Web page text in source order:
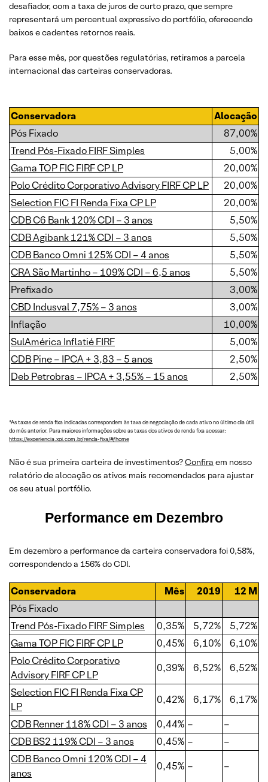
desafiador, com a taxa de juros de curto prazo, que sempre
representará um percentual expressivo do portfólio, oferecendo
baixos e cadentes retornos reais.
Para esse mês, por questões regulatórias, retiramos a parcela
internacional das carteiras conservadoras.
Conservadora
Alocação
Pós Fixado
87,00%
Trend Pós-Fixado FIRF Simples
5,00%
Gama TOP FIC FIRF CP LP
20,00%
Polo Crédito Corporativo Advisory FIRF CP LP
20,00%
Selection FIC FI Renda Fixa CP LP
20,00%
CDB C6 Bank 120% CDI – 3 anos
5,50%
CDB Agibank 121% CDI – 3 anos
5,50%
CDB Banco Omni 125% CDI – 4 anos
5,50%
CRA São Martinho – 109% CDI – 6,5 anos
5,50%
Prefixado
3,00%
CBD Indusval 7,75% – 3 anos
3,00%
Inflação
10,00%
SulAmérica Inflatié FIRF
5,00%
CDB Pine – IPCA + 3,83 – 5 anos
2,50%
Deb Petrobras – IPCA + 3,55% – 15 anos
2,50%
*As taxas de renda fixa indicadas correspondem às taxa de negociação de cada ativo no último dia útil
do mês anterior. Para maiores informações sobre as taxas dos ativos de renda fixa acessar:
https://experiencia.xpi.com.br/renda-fixa/#/home
Não é sua primeira carteira de investimentos?Confira em nosso
relatório de alocação os ativos mais recomendados para ajustar
os seu atual portfólio.
Performance em Dezembro
Em dezembro a performance da carteira conservadora foi 0,58%,
correspondendo a 156% do CDI.
Conservadora Mês 2019
12 M
Pós Fixado
Trend Pós-Fixado FIRF Simples
0,35% 5,72%
5,72%
Gama TOP FIC FIRF CP LP
0,45% 6,10%
6,10%
Polo Crédito Corporativo
Advisory FIRF CP LP
0,39% 6,52%
6,52%
Selection FIC FI Renda Fixa CP
LP
0,42% 6,17%
6,17%
CDB Renner 118% CDI – 3 anos
0,44% –
–
CDB BS2 119% CDI – 3 anos
0,45% –
–
CDB Banco Omni 120% CDI – 4
anos
0,45% – –